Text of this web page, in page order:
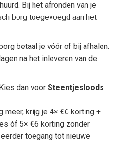
Bij het afronden van je
borg toegevoegd aan het
betaal je vóór of bij afhalen.
na het inleveren van de
dan voor Steentjesloods
meer, krijg je 4× €6 korting +
óf 5× €6 korting zonder
toegang tot nieuwe